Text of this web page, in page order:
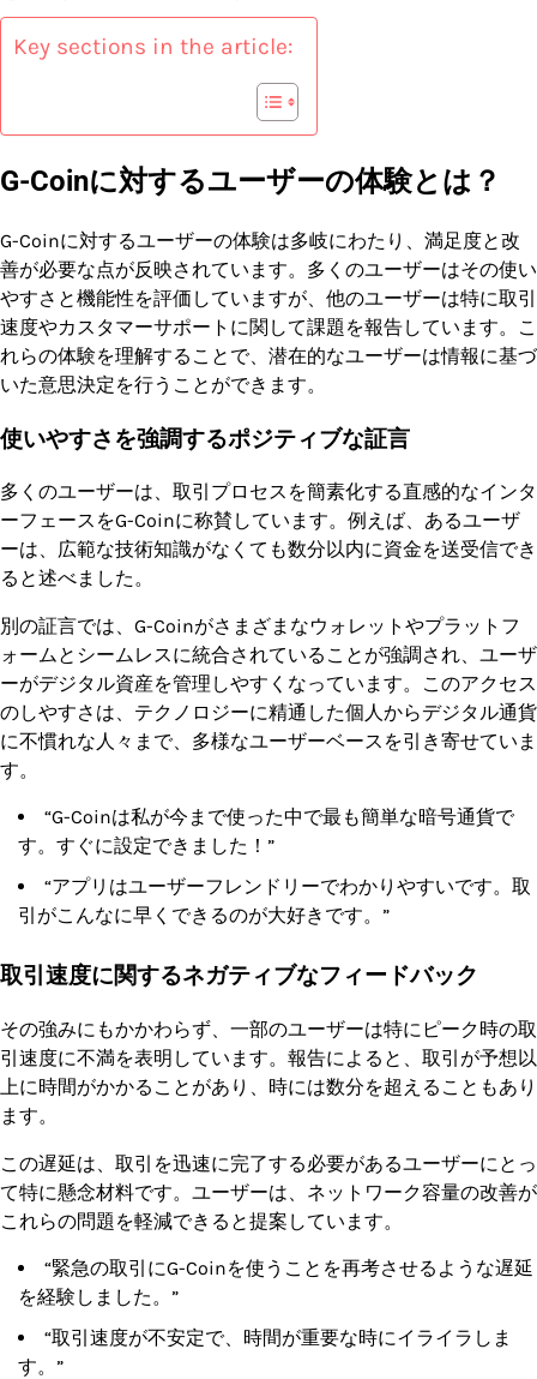
Key sections in the article:
G-Coinに対するユーザーの体験とは？
G-Coinに対するユーザーの体験は多岐にわたり、満足度と改
善が必要な点が反映されています。多くのユーザーはその使い
やすさと機能性を評価していますが、他のユーザーは特に取引
速度やカスタマーサポートに関して課題を報告しています。こ
れらの体験を理解することで、潜在的なユーザーは情報に基づ
いた意思決定を行うことができます。
使いやすさを強調するポジティブな証言
多くのユーザーは、取引プロセスを簡素化する直感的なインタ
ーフェースをG-Coinに称賛しています。例えば、あるユーザ
ーは、広範な技術知識がなくても数分以内に資金を送受信でき
ると述べました。
別の証言では、G-Coinがさまざまなウォレットやプラットフ
ォームとシームレスに統合されていることが強調され、ユーザ
ーがデジタル資産を管理しやすくなっています。このアクセス
のしやすさは、テクノロジーに精通した個人からデジタル通貨
に不慣れな人々まで、多様なユーザーベースを引き寄せていま
す。
“G-Coinは私が今まで使った中で最も簡単な暗号通貨で
す。すぐに設定できました！”
“アプリはユーザーフレンドリーでわかりやすいです。取
引がこんなに早くできるのが大好きです。”
取引速度に関するネガティブなフィードバック
その強みにもかかわらず、一部のユーザーは特にピーク時の取
引速度に不満を表明しています。報告によると、取引が予想以
上に時間がかかることがあり、時には数分を超えることもあり
ます。
この遅延は、取引を迅速に完了する必要があるユーザーにとっ
て特に懸念材料です。ユーザーは、ネットワーク容量の改善が
これらの問題を軽減できると提案しています。
“緊急の取引にG-Coinを使うことを再考させるような遅延
を経験しました。”
“取引速度が不安定で、時間が重要な時にイライラしま
す。”